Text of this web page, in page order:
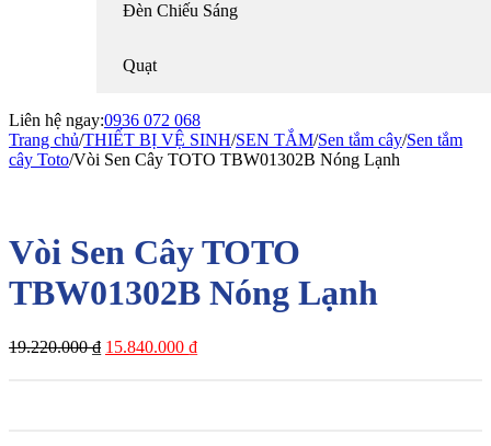
Đèn Chiếu Sáng
Quạt
Liên hệ ngay:0936 072 068
Trang chủ/THIẾT BỊ VỆ SINH/SEN TẮM/Sen tắm cây/Sen tắm
cây Toto/Vòi Sen Cây TOTO TBW01302B Nóng Lạnh
Vòi Sen Cây TOTO
TBW01302B Nóng Lạnh
19.220.000₫ Giá
15.840.000 ₫Giá